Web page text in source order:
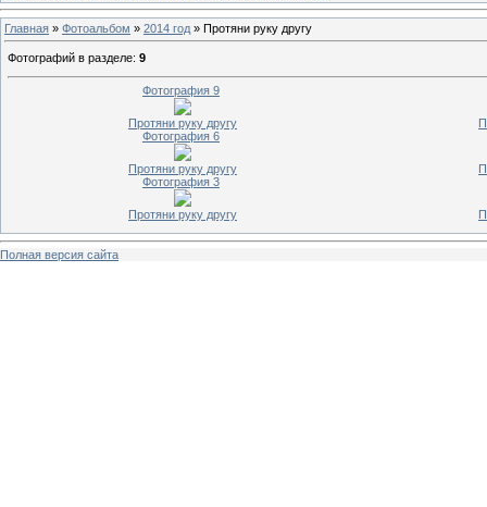
Главная » Фотоальбом » 2014 год » Протяни руку другу
Фотографий в разделе: 9
Фотография 9
Протяни руку другу
Фотография 6
Протяни руку другу
Фотография 3
Протяни руку другу
Полная версия сайта